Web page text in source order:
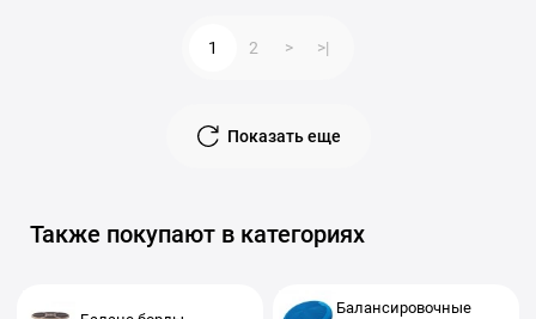
Показать еще
1 2 > >|
Также покупают в категориях
Балансировочные